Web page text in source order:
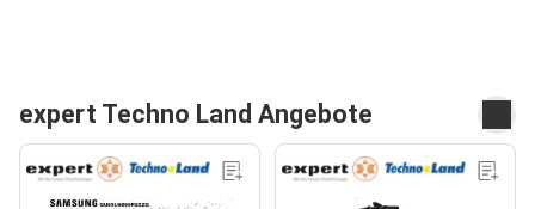
expert Techno Land Angebote